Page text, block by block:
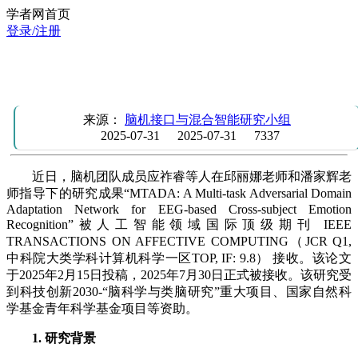
学者网首页
登录/注册
来源： 脑机接口与混合智能研究小组
2025-07-31
2025-07-31 7337
近日，脑机团队成员应祚睿等人在邱丽娜老师和潘家辉老
师指导下的研究成果“MTADA: A Multi-task Adversarial Domain
Adaptation Network for EEG-based Cross-subject Emotion
Recognition”被人工智能领域国际顶级期刊 IEEE
TRANSACTIONS ON AFFECTIVE COMPUTING（JCR Q1,
中科院大类学科计算机科学一区TOP, IF: 9.8） 接收。该论文
于2025年2月15日投稿，2025年7月30日正式被接收。该研究受
到科技创新2030-“脑科学与类脑研究”重大项目、国家自然科
学基金青年科学基金项目等资助。
1. 研究背景